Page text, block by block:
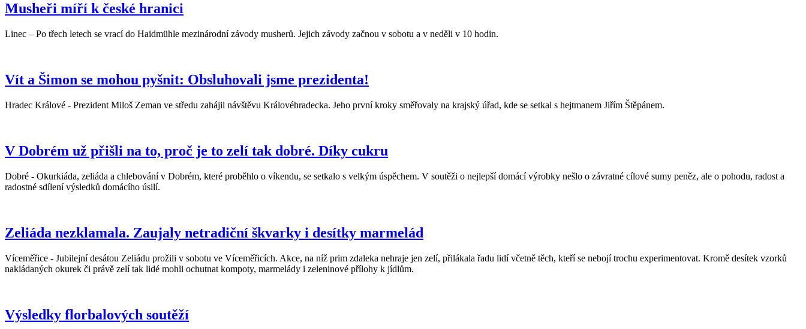
Musheři míří k české hranici
Linec – Po třech letech se vrací do Haidmühle mezinárodní závody musherů. Jejich závody začnou v sobotu a v neděli v 10 hodin.
Vít a Šimon se mohou pyšnit: Obsluhovali jsme prezidenta!
Hradec Králové - Prezident Miloš Zeman ve středu zahájil návštěvu Královéhradecka. Jeho první kroky směřovaly na krajský úřad, kde se setkal s hejtmanem Jiřím Štěpánem.
V Dobrém už přišli na to, proč je to zelí tak dobré. Díky cukru
Dobré - Okurkiáda, zeliáda a chlebování v Dobrém, které proběhlo o víkendu, se setkalo s velkým úspěchem. V soutěži o nejlepší domácí výrobky nešlo o závratné cílové sumy peněz, ale o pohodu, radost a
radostné sdílení výsledků domácího úsilí.
Zeliáda nezklamala. Zaujaly netradiční škvarky i desítky marmelád
Víceměřice - Jubilejní desátou Zeliádu prožili v sobotu ve Víceměřicích. Akce, na níž prim zdaleka nehraje jen zelí, přilákala řadu lidí včetně těch, kteří se nebojí trochu experimentovat. Kromě desítek vzorků
nakládaných okurek či právě zelí tak lidé mohli ochutnat kompoty, marmelády i zeleninové přílohy k jídlům.
Výsledky florbalových soutěží